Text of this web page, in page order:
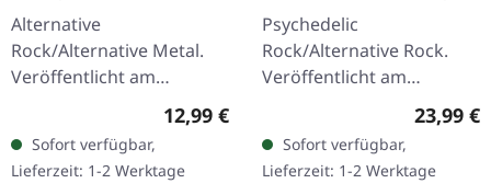
Alternative
Rock/Alternative Metal.
Veröffentlicht am
08.02.2013, auf Supreme
Chaos Records. Limitierte
Auflage als CD im DigiPak
mit umfangreichen…
Regulärer Preis:
12,99 €
Sofort verfügbar,
Lieferzeit: 1-2 Werktage
MARBLED LP
Psychedelic
Rock/Alternative Rock.
Veröffentlicht am
15.09.2023, auf Supreme
Chaos Records. SCR- und
Band-exklusive Auflage!
Transparent…
23,99 €
Sofort verfügbar,
Lieferzeit: 1-2 Werktage